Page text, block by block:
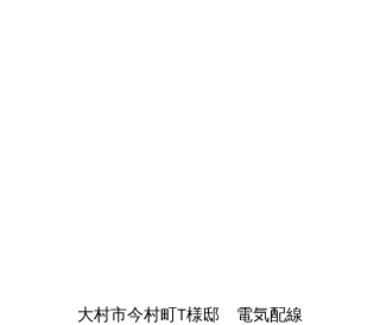
大村市今村町T様邸　電気配線